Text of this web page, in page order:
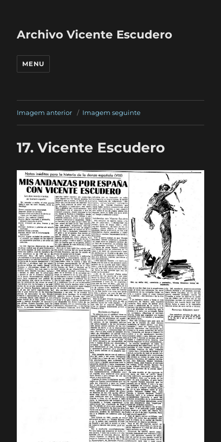
Archivo Vicente Escudero
MENU
Imagem anterior Imagem seguinte
17. Vicente Escudero